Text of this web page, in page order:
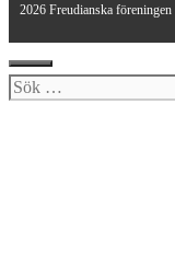
2026 Freudianska föreningen
Stäng
Sök